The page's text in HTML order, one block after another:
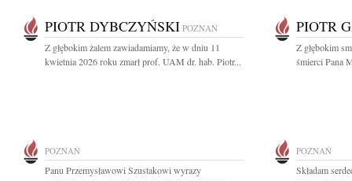
PIOTR DYBCZYŃSKI POZNAŃ
Z głębokim żalem zawiadamiamy, że w dniu 11
kwietnia 2026 roku zmarł prof. UAM dr. hab. Piotr...
PIOTR
Z głębokim
śmierci Pana
POZNAŃ
Panu Przemysławowi Szustakowi wyrazy
POZNAŃ
Składam